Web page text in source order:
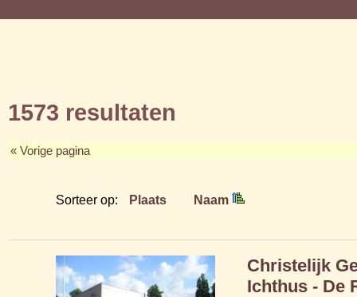
1573 resultaten
« Vorige pagina
Sorteer op: Plaats Naam
Christelijk
Ichthus - De